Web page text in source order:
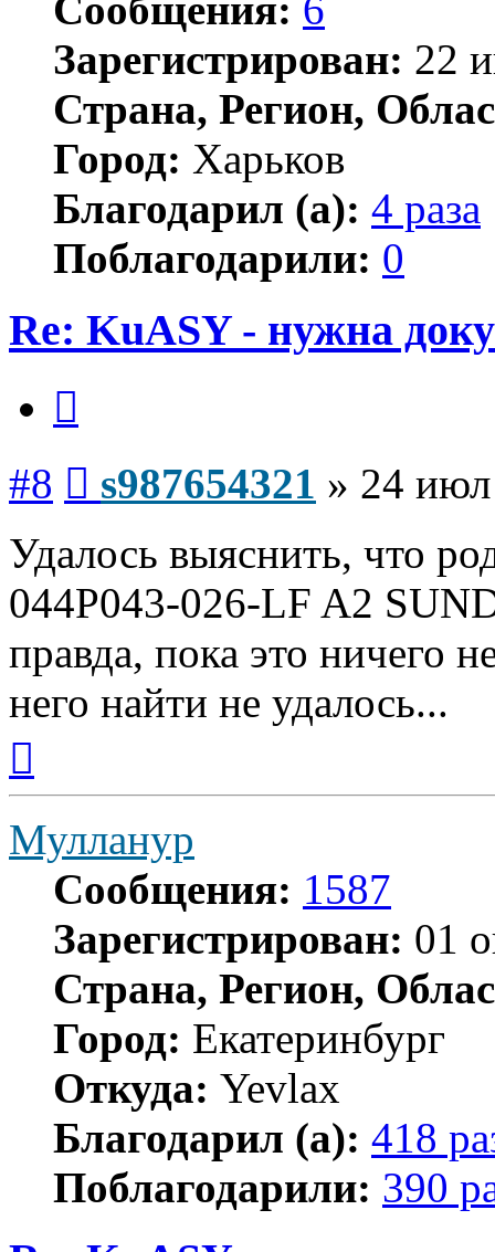
Зарегистрирован: 22
Страна, Регион,
Город: Харьков
Благодарил (а): 4 раза
Поблагодарили: 0
Re: KuASY - нужна
#8 s987654321 » 24
Удалось выяснить, что
044Р043-026-LF A2
правда, пока это ничего
него найти не удалось...
началу
Мулланур
Сообщения: 1587
Зарегистрирован: 01
Страна, Регион,
Город: Екатеринбург
Откуда: Yevlax
Благодарил (а): 418
Поблагодарили: 390